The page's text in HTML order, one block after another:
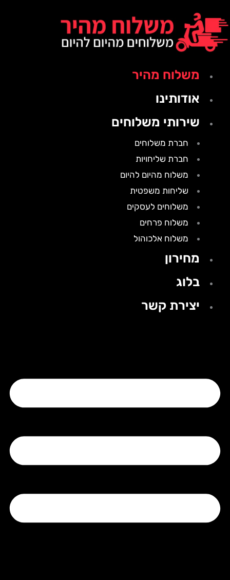
משלוח מהיר
אודותינו
שירותי משלוחים
חברת משלוחים
חברת שליחויות
משלוח מהיום להיום
שליחות משפטית
משלוחים לעסקים
משלוח פרחים
משלוח אלכוהול
מחירון
בלוג
יצירת קשר